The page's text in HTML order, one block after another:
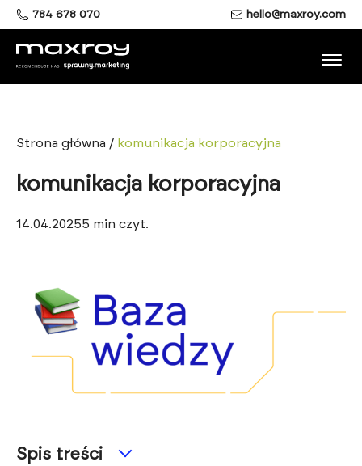
784 678 070 hello@maxroy.com
Strona główna / komunikacja korporacyjna
komunikacja korporacyjna
14.04.20255 min czyt.
Spis treści